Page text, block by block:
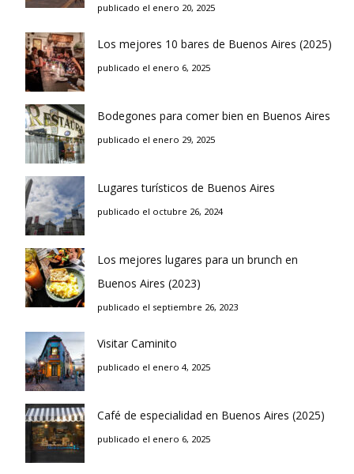
publicado el enero 20, 2025
Los mejores 10 bares de Buenos Aires (2025)
publicado el enero 6, 2025
Bodegones para comer bien en Buenos Aires
publicado el enero 29, 2025
Lugares turísticos de Buenos Aires
publicado el octubre 26, 2024
Los mejores lugares para un brunch en
Buenos Aires (2023)
publicado el septiembre 26, 2023
Visitar Caminito
publicado el enero 4, 2025
Café de especialidad en Buenos Aires (2025)
publicado el enero 6, 2025